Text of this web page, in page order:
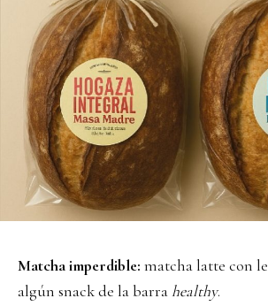
Matcha imperdible: matcha latte con
algún snack de la barrahealthy.